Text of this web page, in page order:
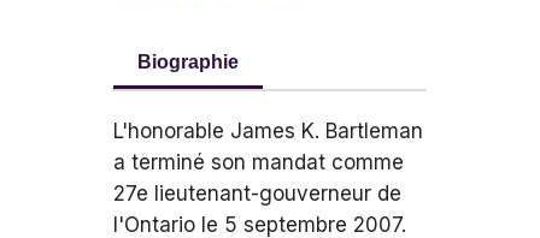
Biographie
L'honorable James K. Bartleman
a terminé son mandat comme
27e lieutenant-gouverneur de
l'Ontario le 5 septembre 2007.